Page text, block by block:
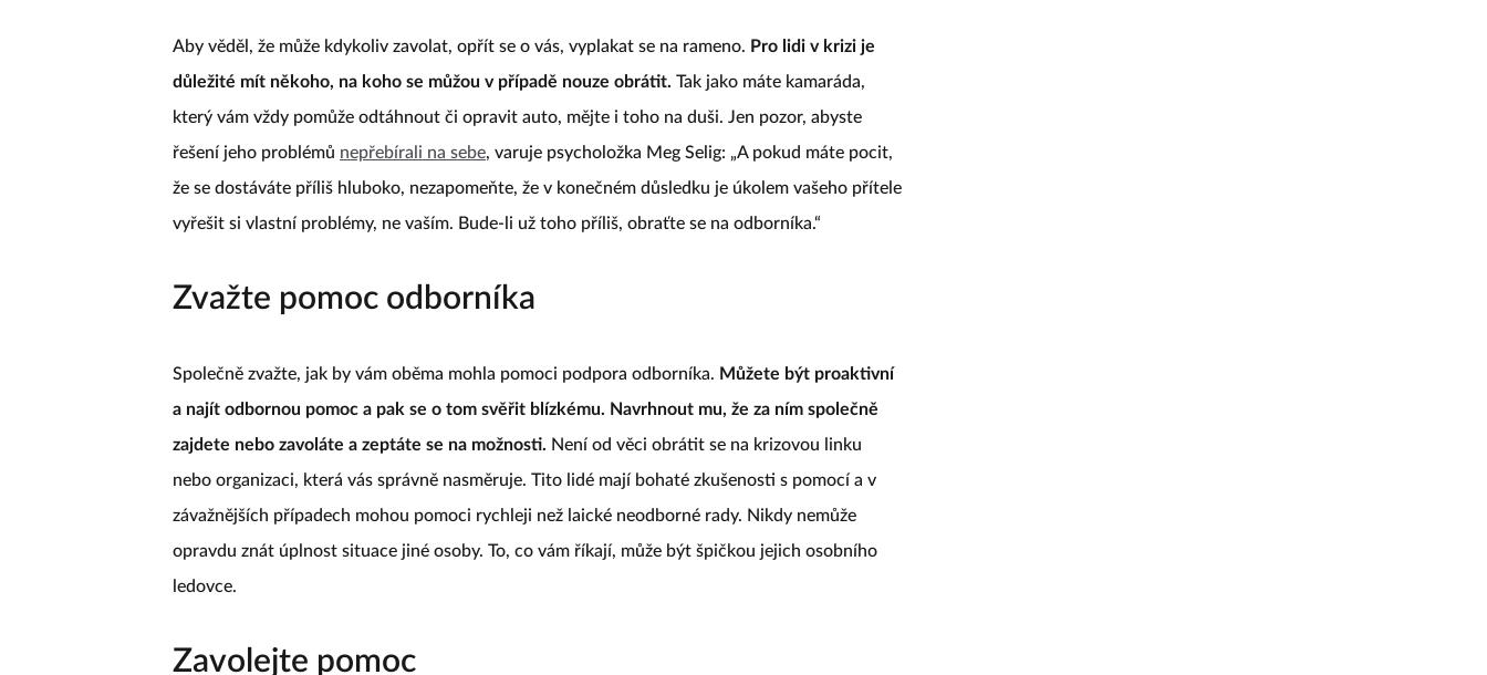
Aby věděl, že může kdykoliv zavolat, opřít se o vás, vyplakat se na rameno. Pro lidi v krizi je
důležité mít někoho, na koho se můžou v případě nouze obrátit. Tak jako máte kamaráda,
který vám vždy pomůže odtáhnout či opravit auto, mějte i toho na duši. Jen pozor, abyste
řešení jeho problémů nepřebírali na sebe, varuje psycholožka Meg Selig: „A pokud máte pocit,
že se dostáváte příliš hluboko, nezapomeňte, že v konečném důsledku je úkolem vašeho přítele
vyřešit si vlastní problémy, ne vaším. Bude-li už toho příliš, obraťte se na odborníka.“
Zvažte pomoc odborníka
Společně zvažte, jak by vám oběma mohla pomoci podpora odborníka. Můžete být proaktivní
a najít odbornou pomoc a pak se o tom svěřit blízkému. Navrhnout mu, že za ním společně
zajdete nebo zavoláte a zeptáte se na možnosti. Není od věci obrátit se na krizovou linku
nebo organizaci, která vás správně nasměruje. Tito lidé mají bohaté zkušenosti s pomocí a v
závažnějších případech mohou pomoci rychleji než laické neodborné rady. Nikdy nemůže
opravdu znát úplnost situace jiné osoby. To, co vám říkají, může být špičkou jejich osobního
ledovce.
Zavolejte pomoc